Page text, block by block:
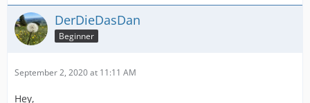
DerDieDasDan
Beginner
September 2, 2020 at 11:11 AM
Hey,